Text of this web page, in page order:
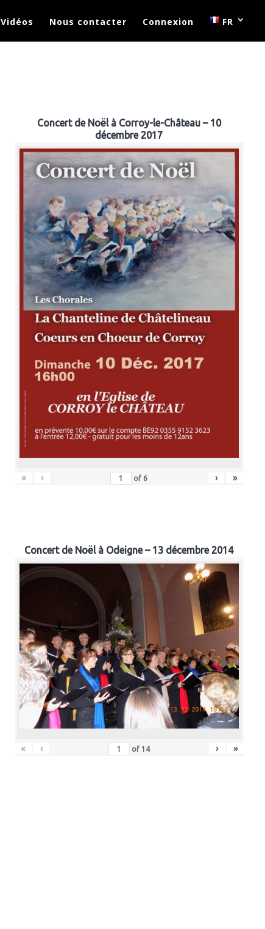
Vidéos Nous contacter Connexion FR
Concert de Noël à Corroy-le-Château – 10
décembre 2017
« ‹ of 6 › »
Concert de Noël à Odeigne – 13 décembre 2014
« ‹ of 14 › »